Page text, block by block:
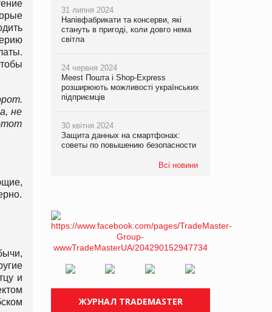
не
и
31 липня 2024
Напівфабрикати та консерви, які
стануть в пригоді, коли довго нема
світла
24 червня 2024
Meest Пошта і Shop-Express
розширюють можливості українських
підприємців
30 квітня 2024
Защита данных на смартфонах:
советы по повышению безопасности
Всі новини
ЖУРНАЛ TRADEMASTER